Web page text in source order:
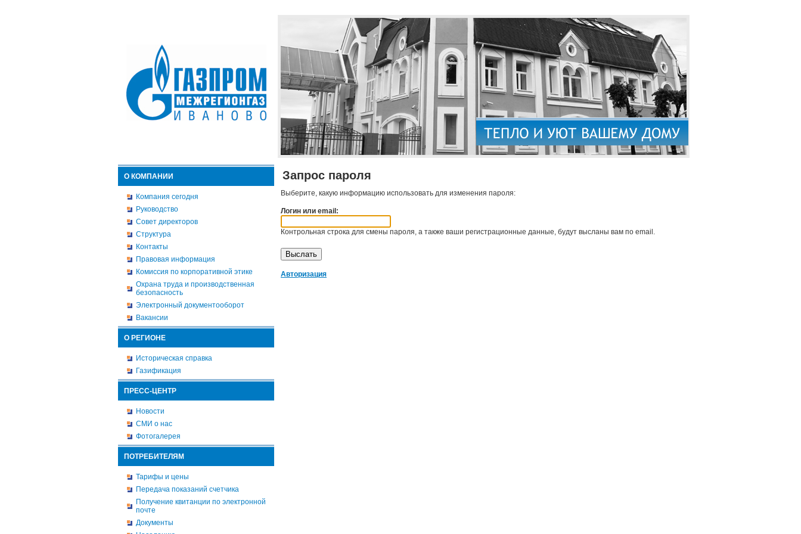
О КОМПАНИИ
Компания сегодня
Руководство
Совет директоров
Структура
Контакты
Правовая информация
Комиссия по корпоративной этике
Охрана труда и производственная
безопасность
Электронный документооборот
Вакансии
О РЕГИОНЕ
Историческая справка
Газификация
ПРЕСС-ЦЕНТР
Новости
СМИ о нас
Фотогалерея
ПОТРЕБИТЕЛЯМ
Тарифы и цены
Передача показаний счетчика
Получение квитанции по электронной
почте
Документы
Запрос пароля
Выберите, какую информацию использовать для изменения пароля:
Логин или email:
Контрольная строка для смены пароля, а также ваши регистрационные данные, будут высланы вам по email.
Авторизация